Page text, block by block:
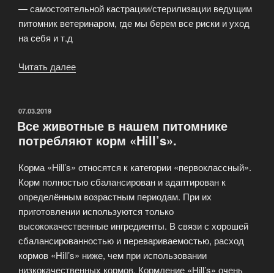
— самостоятельной кастрации/стерилизации ведущим
питомник ветеринаром, где мы берем все риски и уход
на себя и т.д
Читать далее
котята
сфинксов?»
ОПУБЛИКОВАНО
07.03.2019
Все животные в нашем питомнике
потребляют корм «Hill’s».
Корма «Hill’s» относятся к категории «первоклассный».
Корм полностью сбалансирован и адаптирован к
определённым возрастным периодам. При их
приготовлении используются только
высококачественные ингредиенты. В связи с хорошей
сбалансированностью и перевариваемостью, расход
кормов «Hill’s» ниже, чем при использовании
низкокачественных кормов. Кормление «Hill’s» очень